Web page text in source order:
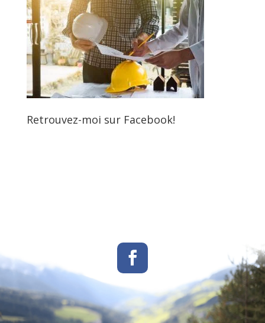
Retrouvez-moi sur Facebook!